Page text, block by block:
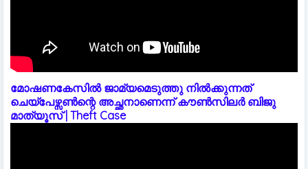
മോഷണകേസിൽ ജാമ്യമെടുത്തു നിൽക്കുന്നത്
ചെയ്പേഴ്സൺന്റെ അച്ഛനാണെന്ന് കൗൺസിലർ ബിജു
മാത്യൂസ് | Theft Case